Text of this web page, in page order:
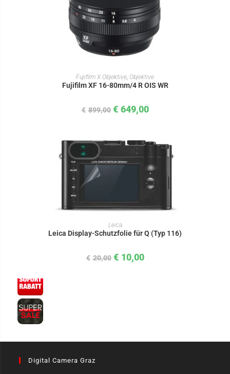
IN DEN WARENKORB
Fujifilm X Objektive, Objektive
Fujifilm XF 16-80mm/4 R OIS WR
€ 899,00 € 649,00
IN DEN WARENKORB
Leica
Leica Display-Schutzfolie für Q (Typ 116)
€ 20,00 € 10,00
Digital Camera Graz